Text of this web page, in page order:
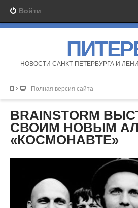
Войти
НОВОСТИ САНКТ-ПЕТЕРБУРГА И
Полная версия сайта
BRAINSTORM
СВОИМ НОВЫМ
«КОСМОНАВТЕ»